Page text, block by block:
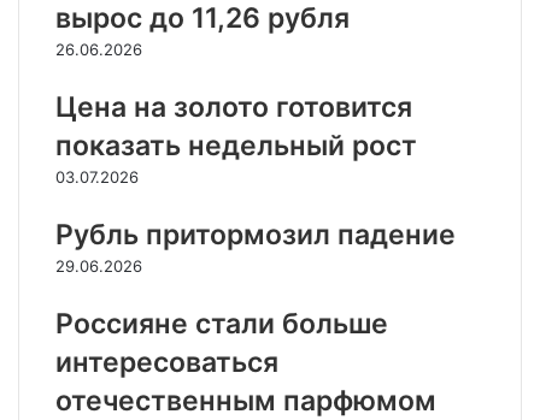
вырос до 11,26 рубля
26.06.2026
Цена на золото готовится
показать недельный рост
03.07.2026
Рубль притормозил падение
29.06.2026
Россияне стали больше
интересоваться
отечественным парфюмом